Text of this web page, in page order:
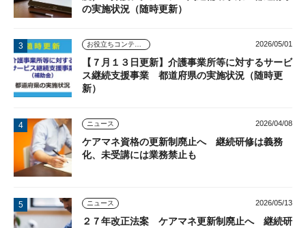
の実施状況（随時更新）
お役立ちコンテンツ 2026/05/01
【７月１３日更新】介護事業所等に対するサービ
ス継続支援事業 都道府県の実施状況（随時更
新）
ニュース 2026/04/08
ケアマネ資格の更新制廃止へ 継続研修は義務
化、未受講には業務禁止も
ニュース 2026/05/13
２７年改正法案 ケアマネ更新制廃止へ 継続研